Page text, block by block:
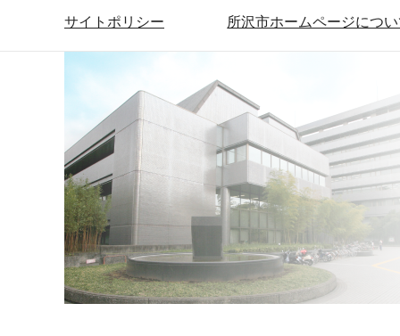
サイトポリシー 所沢市ホームページについ